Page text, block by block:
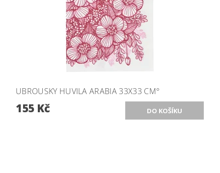
UBROUSKY HUVILA ARABIA 33X33 CM°
155 Kč